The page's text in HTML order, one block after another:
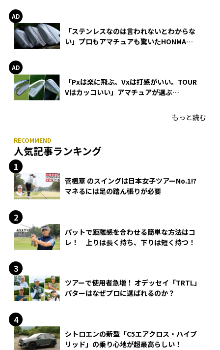
「ステンレスなのは言われないとわからな
い」プロもアマチュアも驚いたHONMA
「Pxは楽に飛ぶ。Vxは打感がいい。TOUR
Vはカッコいい」アマチュアが選ぶ
もっと読む
人気記事ランキング
菅楓華 のスイングは日本女子ツアーNo.1!?
マネるには足の踏ん張りが必要
パットで距離感を合わせる簡単な方法はコ
レ！ 上りは長く持ち、下りは短く持つ！
ツアーで使用者急増！ オデッセイ「TRTL」
パターはなぜプロに選ばれるのか？
シトロエンの新型「C5エアクロス・ハイブ
リッド」の乗り心地が超最高らしい！